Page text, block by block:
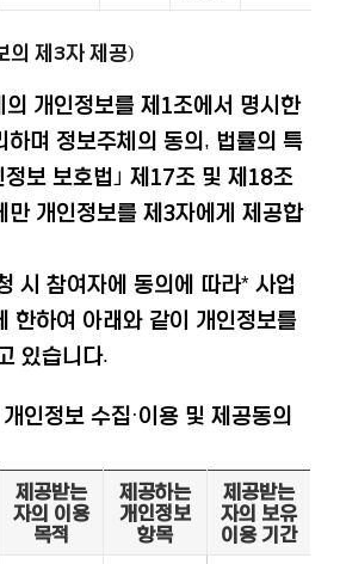
의 제3자 제공)
개인정보를 제1조에서 명시한
하며 정보주체의 동의, 법률의 특
정보 보호법｣ 제17조 및 제18조
만 개인정보를 제3자에게 제공합
시 참여자에 동의에 따라* 사업
한하여 아래와 같이 개인정보를
있습니다.
인정보 수집·이용 및 제공동의
제공받는
자의 이용
목적
제공하는
개인정보
항목
제공받는
자의 보유
이용 기간